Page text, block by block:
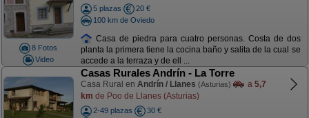
8 Fotos
Video
5 plazas
20 €
100 km de Oviedo
Casa de piedra para cuatro personas. Costa de dos
planta la primera tiene la cocina baño y salita de la cual se
accede a la terraza y de ell ...
Casas Rurales Andrín - La Torre
Casa Rural en Andrín / Llanes (Asturias) a 5,7
km de Poo de Llanes (Asturias)
2-49 plazas
30 €